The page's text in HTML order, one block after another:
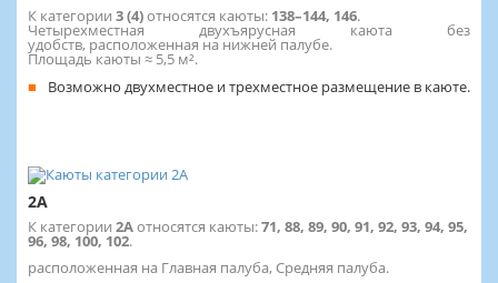
К категории 3 (4)относятся каюты: 138–144, 146.
Четырехместная двухъярусная каюта без
удобств, расположенная на нижней палубе.
Площадь каюты ≈ 5,5 м².
Возможно двухместное и трехместное размещение в каюте.
2А
К категории 2Аотносятся каюты:71, 88, 89, 90, 91, 92, 93, 94, 95,
96, 98, 100, 102.
расположенная на Главная палуба, Средняя палуба.